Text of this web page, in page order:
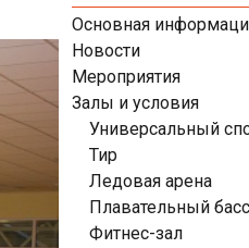
Основная
Новости
Мероприятия
Залы и условия
Универсальный
Тир
Ледовая арена
Плавательный
Фитнес-зал